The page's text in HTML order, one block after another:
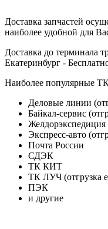
Доставка запчастей
наиболее удобной для
Доставка до терминала
Екатеринбург -
Наиболее популярные
Деловые линии
Байкал-сервис
Желдорэкспедиция
Экспресс-авто
Почта России
СДЭК
ТК КИТ
ТК ЛУЧ (отгрузка
ПЭК
и другие